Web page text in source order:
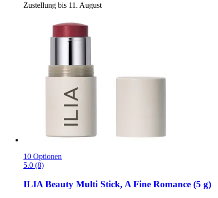
Zustellung bis 11. August
10 Optionen
5.0 (8)
ILIA Beauty Multi Stick, A Fine Romance (5 g)